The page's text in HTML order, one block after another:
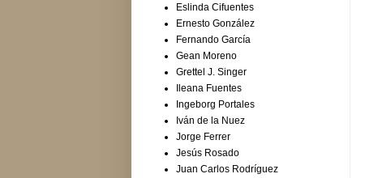
Eslinda Cifuentes
Ernesto González
Fernando García
Gean Moreno
Grettel J. Singer
Ileana Fuentes
Ingeborg Portales
Iván de la Nuez
Jorge Ferrer
Jesús Rosado
Juan Carlos Rodríguez